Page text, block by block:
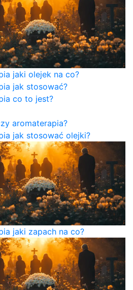
jaki olejek na co?
jak stosować?
co to jest?
aromaterapia?
jak stosować olejki?
jaki zapach na co?